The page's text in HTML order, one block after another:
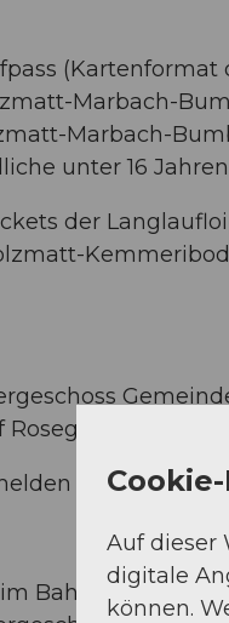
(Kartenformat
Marbach-
Marbach-
unter 16
der
Rosegg*, Hotel
Sie sich an
Bahnhof
Auf dieser
digitale
können.